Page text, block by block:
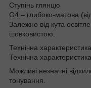
Ступінь глянцю
G4 – глибоко-матова
Залежно від кута
шовковистою.
Технічна характеристика
Технічна
Можливі незначні
тонування.